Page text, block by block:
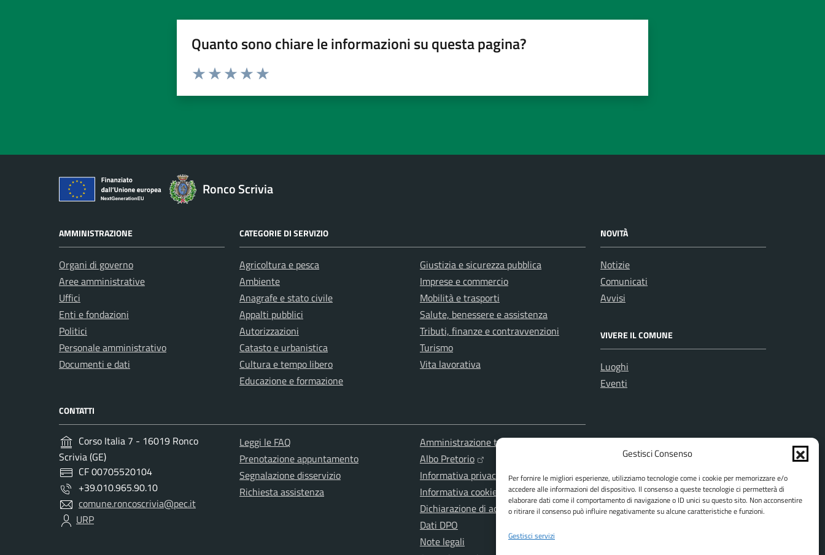
Gestisci Consenso
Per fornire le migliori esperienze, utilizziamo tecnologie come i cookie per memorizzare e/o
accedere alle informazioni del dispositivo. Il consenso a queste tecnologie ci permetterà di
elaborare dati come il comportamento di navigazione o ID unici su questo sito. Non acconsentire
o ritirare il consenso può influire negativamente su alcune caratteristiche e funzioni.
Gestisci servizi
Quanto sono chiare le informazioni su questa pagina?
Valuta da 1 a 5 stelle la pagina
Ronco Scrivia
AMMINISTRAZIONE
Organi di governo
Aree amministrative
Uffici
Enti e fondazioni
Politici
Personale amministrativo
Documenti e dati
CATEGORIE DI SERVIZIO
Agricoltura e pesca
Ambiente
Anagrafe e stato civile
Appalti pubblici
Autorizzazioni
Catasto e urbanistica
Cultura e tempo libero
Educazione e formazione
Giustizia e sicurezza pubblica
Imprese e commercio
Mobilità e trasporti
Salute, benessere e assistenza
Tributi, finanze e contravvenzioni
Turismo
Vita lavorativa
NOVITÀ
Notizie
Comunicati
Avvisi
VIVERE IL COMUNE
Luoghi
Eventi
CONTATTI
Corso Italia 7 - 16019 Ronco
Scrivia (GE)
CF 00705520104
+39.010.965.90.10
comune.roncoscrivia@pec.it
URP
Leggi le FAQ
Prenotazione appuntamento
Segnalazione disservizio
Richiesta assistenza
Amministrazione trasparente
Albo Pretorio
Informativa privacy
Informativa cookies
Dichiarazione di accessibilità
Dati DPO
Note legali